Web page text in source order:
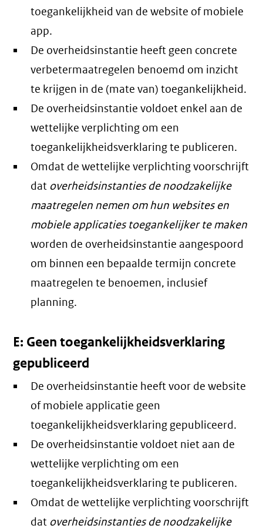
toegankelijkheid van de website of mobiele
app.
De overheidsinstantie heeft geen concrete
verbetermaatregelen benoemd om inzicht
te krijgen in de (mate van) toegankelijkheid.
De overheidsinstantie voldoet enkel aan de
wettelijke verplichting om een
toegankelijkheidsverklaring te publiceren.
Omdat de wettelijke verplichting voorschrijft
dat overheidsinstanties de noodzakelijke
maatregelen nemen om hun websites en
mobiele applicaties toegankelijker te maken
worden de overheidsinstantie aangespoord
om binnen een bepaalde termijn concrete
maatregelen te benoemen, inclusief
planning.
E: Geen toegankelijkheidsverklaring
gepubliceerd
De overheidsinstantie heeft voor de website
of mobiele applicatie geen
toegankelijkheidsverklaring gepubliceerd.
De overheidsinstantie voldoet niet aan de
wettelijke verplichting om een
toegankelijkheidsverklaring te publiceren.
Omdat de wettelijke verplichting voorschrijft
dat overheidsinstanties de noodzakelijke